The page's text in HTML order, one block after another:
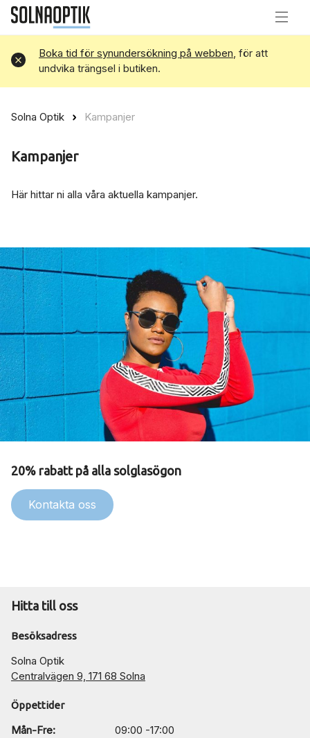
Boka tid för synundersökning på webben, för att
undvika trängsel i butiken.
Avvisa
Solna Optik Kampanjer
Kampanjer
Här hittar ni alla våra aktuella kampanjer.
20% rabatt på alla solglasögon
Kontakta oss
Hitta till oss
Besöksadress
Solna Optik
Centralvägen 9, 171 68 Solna
Öppettider
Mån-Fre:
09:00 -17:00